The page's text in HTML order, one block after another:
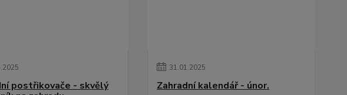
.2025
postřikovače - skvělý
31.01.2025
Zahradní kalendář - únor.